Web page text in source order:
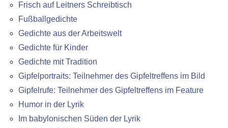
Frisch auf Leitners Schreibtisch
Fußballgedichte
Gedichte aus der Arbeitswelt
Gedichte für Kinder
Gedichte mit Tradition
Gipfelportraits: Teilnehmer des Gipfeltreffens im Bild
Gipfelrufe: Teilnehmer des Gipfeltreffens im Feature
Humor in der Lyrik
Im babylonischen Süden der Lyrik